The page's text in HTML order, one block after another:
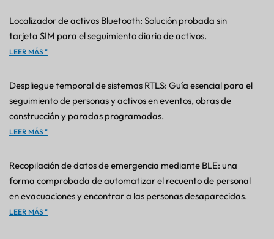
Localizador de activos Bluetooth: Solución probada sin
tarjeta SIM para el seguimiento diario de activos.
LEER MÁS "
Despliegue temporal de sistemas RTLS: Guía esencial para el
seguimiento de personas y activos en eventos, obras de
construcción y paradas programadas.
LEER MÁS "
Recopilación de datos de emergencia mediante BLE: una
forma comprobada de automatizar el recuento de personal
en evacuaciones y encontrar a las personas desaparecidas.
LEER MÁS "